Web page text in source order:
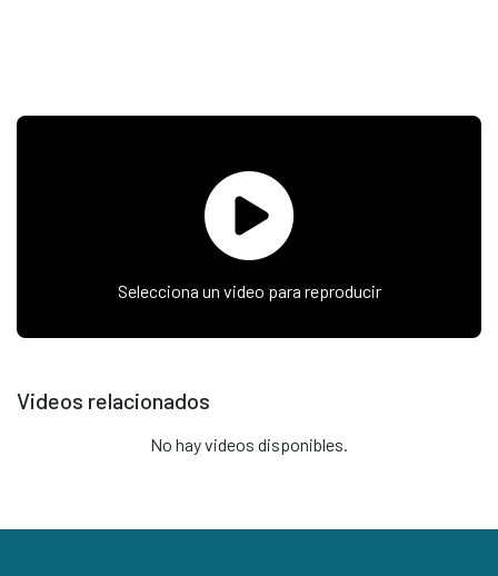
Selecciona un video para reproducir
Videos relacionados
No hay videos disponibles.